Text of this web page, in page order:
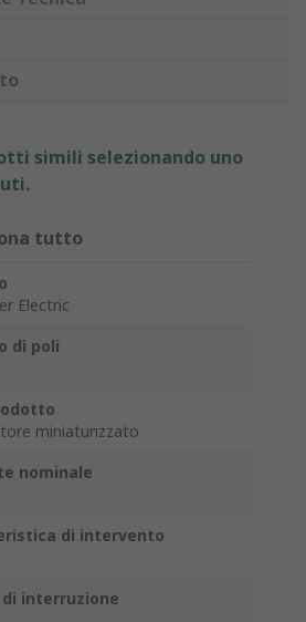
simili selezionando uno
tutto
Electric
di poli
miniaturizzato
nominale
di intervento
interruzione